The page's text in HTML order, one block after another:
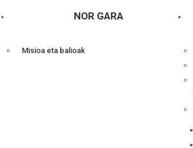
NOR GARA
Misioa eta balioak